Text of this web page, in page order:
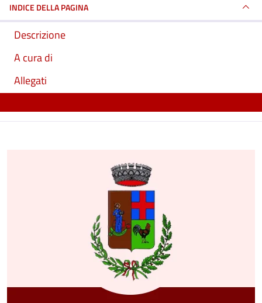
INDICE DELLA PAGINA
Descrizione
A cura di
Allegati